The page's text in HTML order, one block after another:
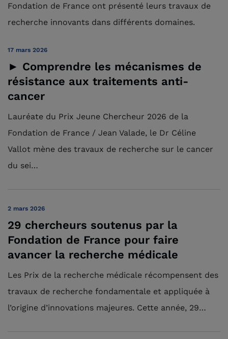
Fondation de France ont présenté leurs travaux de
recherche innovants dans différents domaines.
17 mars 2026
► Comprendre les mécanismes de
résistance aux traitements anti-
cancer
Lauréate du Prix Jeune Chercheur 2026 de la
Fondation de France / Jean Valade, le Dr Céline
Vallot mène des travaux de recherche sur le cancer
du sei…
2 mars 2026
29 chercheurs soutenus par la
Fondation de France pour faire
avancer la recherche médicale
Les Prix de la recherche médicale récompensent des
travaux de recherche fondamentale et appliquée à
l’origine d’innovations majeures. Cette année, 29…